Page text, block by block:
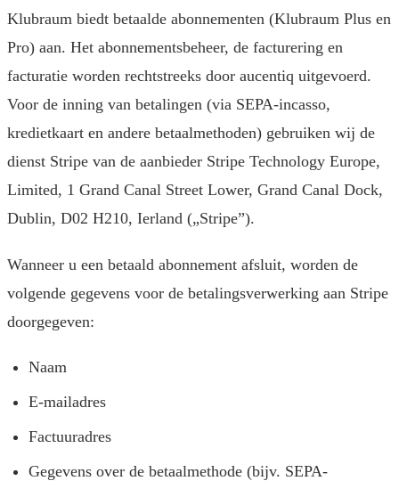
Klubraum biedt betaalde abonnementen (Klubraum Plus en
Pro) aan. Het abonnementsbeheer, de facturering en
facturatie worden rechtstreeks door aucentiq uitgevoerd.
Voor de inning van betalingen (via SEPA-incasso,
kredietkaart en andere betaalmethoden) gebruiken wij de
dienst Stripe van de aanbieder Stripe Technology Europe,
Limited, 1 Grand Canal Street Lower, Grand Canal Dock,
Dublin, D02 H210, Ierland („Stripe”).
Wanneer u een betaald abonnement afsluit, worden de
volgende gegevens voor de betalingsverwerking aan Stripe
doorgegeven:
Naam
E-mailadres
Factuuradres
Gegevens over de betaalmethode (bijv. SEPA-